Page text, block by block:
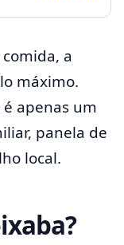
a
máximo.
apenas um
panela de
local.